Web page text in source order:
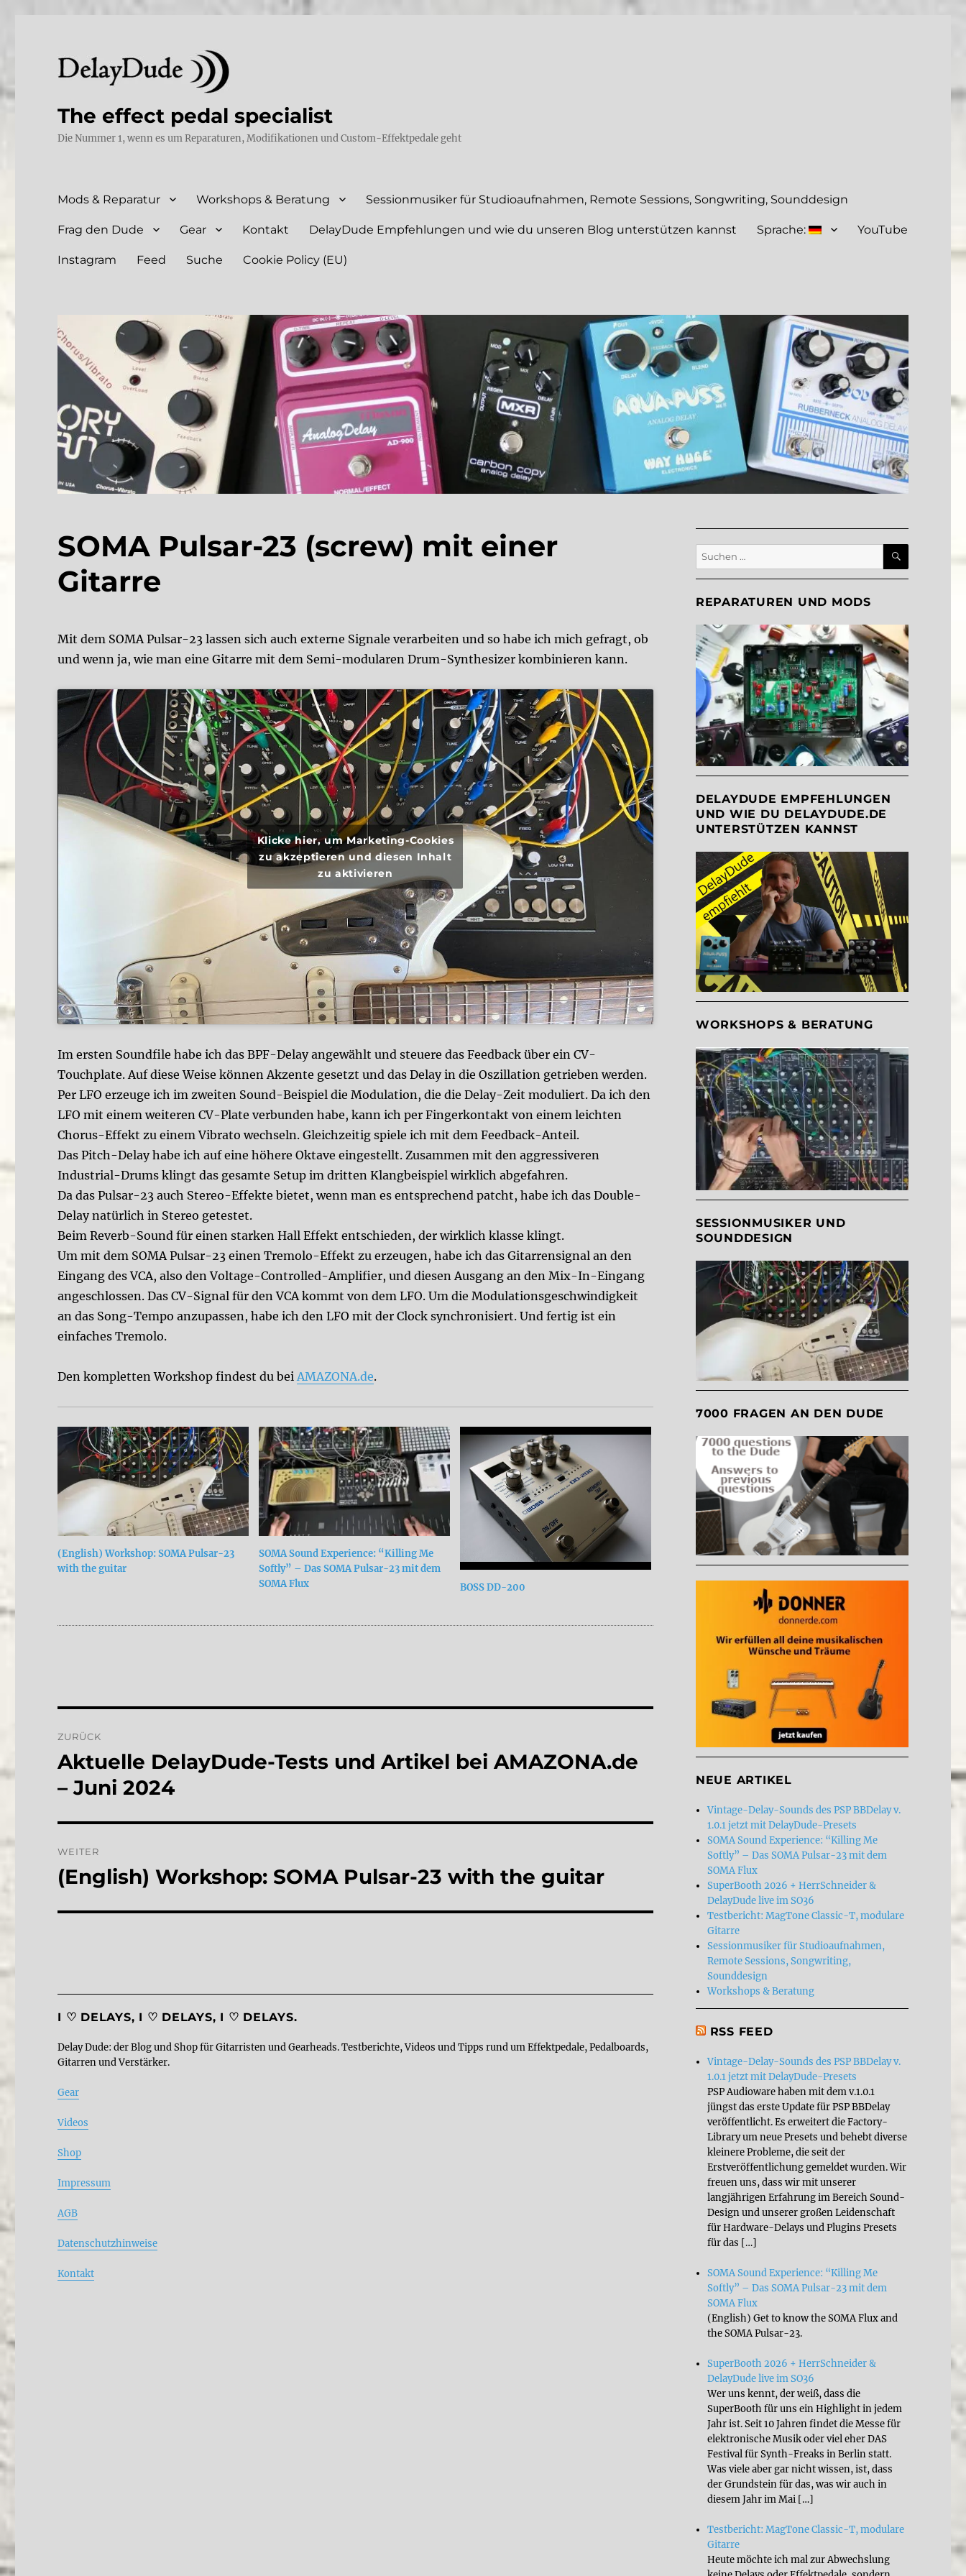
The effect pedal specialist
Die Nummer 1, wenn es um Reparaturen, Modifikationen und Custom-Effektpedale geht
Mods & Reparatur Workshops & Beratung Sessionmusiker für Studioaufnahmen, Remote Sessions, Songwriting, Sounddesign
Frag den Dude Gear Kontakt DelayDude Empfehlungen und wie du unseren Blog unterstützen kannst Sprache: YouTube
Instagram Feed Suche Cookie Policy (EU)
SOMA Pulsar-23 (screw) mit einer
Gitarre
Mit dem SOMA Pulsar-23 lassen sich auch externe Signale verarbeiten und so habe ich mich gefragt, ob
und wenn ja, wie man eine Gitarre mit dem Semi-modularen Drum-Synthesizer kombinieren kann.
Klicke hier, um Marketing-Cookies
zu akzeptieren und diesen Inhalt
zu aktivieren
Im ersten Soundfile habe ich das BPF-Delay angewählt und steuere das Feedback über ein CV-
Touchplate. Auf diese Weise können Akzente gesetzt und das Delay in die Oszillation getrieben werden.
Per LFO erzeuge ich im zweiten Sound-Beispiel die Modulation, die die Delay-Zeit moduliert. Da ich den
LFO mit einem weiteren CV-Plate verbunden habe, kann ich per Fingerkontakt von einem leichten
Chorus-Effekt zu einem Vibrato wechseln. Gleichzeitig spiele ich mit dem Feedback-Anteil.
Das Pitch-Delay habe ich auf eine höhere Oktave eingestellt. Zusammen mit den aggressiveren
Industrial-Drums klingt das gesamte Setup im dritten Klangbeispiel wirklich abgefahren.
Da das Pulsar-23 auch Stereo-Effekte bietet, wenn man es entsprechend patcht, habe ich das Double-
Delay natürlich in Stereo getestet.
Beim Reverb-Sound für einen starken Hall Effekt entschieden, der wirklich klasse klingt.
Um mit dem SOMA Pulsar-23 einen Tremolo-Effekt zu erzeugen, habe ich das Gitarrensignal an den
Eingang des VCA, also den Voltage-Controlled-Amplifier, und diesen Ausgang an den Mix-In-Eingang
angeschlossen. Das CV-Signal für den VCA kommt von dem LFO. Um die Modulationsgeschwindigkeit
an das Song-Tempo anzupassen, habe ich den LFO mit der Clock synchronisiert. Und fertig ist ein
einfaches Tremolo.
Den kompletten Workshop findest du bei AMAZONA.de.
(English) Workshop: SOMA Pulsar-23
with the guitar
SOMA Sound Experience: “Killing Me
Softly” – Das SOMA Pulsar-23 mit dem
SOMA Flux
BOSS DD-200
ZURÜCK
Vorheriger
Beitrag:
Aktuelle DelayDude-Tests und Artikel bei AMAZONA.de
– Juni 2024
WEITER
Nächster
(English) Workshop: SOMA Pulsar-23 with the guitar
I ♡ DELAYS, I ♡ DELAYS, I ♡ DELAYS.
Delay Dude: der Blog und Shop für Gitarristen und Gearheads. Testberichte, Videos und Tipps rund um Effektpedale, Pedalboards,
Gitarren und Verstärker.
Gear
Videos
Shop
Impressum
AGB
Datenschutzhinweise
Kontakt
Suche
nach:
SUCHEN
REPARATUREN UND MODS
DELAYDUDE EMPFEHLUNGEN
UND WIE DU DELAYDUDE.DE
UNTERSTÜTZEN KANNST
WORKSHOPS & BERATUNG
SESSIONMUSIKER UND
SOUNDDESIGN
7000 FRAGEN AN DEN DUDE
NEUE ARTIKEL
Vintage-Delay-Sounds des PSP BBDelay v.
1.0.1 jetzt mit DelayDude-Presets
SOMA Sound Experience: “Killing Me
Softly” – Das SOMA Pulsar-23 mit dem
SOMA Flux
SuperBooth 2026 + HerrSchneider &
DelayDude live im SO36
Testbericht: MagTone Classic-T, modulare
Gitarre
Sessionmusiker für Studioaufnahmen,
Remote Sessions, Songwriting,
Sounddesign
Workshops & Beratung
RSS FEED
Vintage-Delay-Sounds des PSP BBDelay v.
1.0.1 jetzt mit DelayDude-Presets
PSP Audioware haben mit dem v.1.0.1
jüngst das erste Update für PSP BBDelay
veröffentlicht. Es erweitert die Factory-
Library um neue Presets und behebt diverse
kleinere Probleme, die seit der
Erstveröffentlichung gemeldet wurden. Wir
freuen uns, dass wir mit unserer
langjährigen Erfahrung im Bereich Sound-
Design und unserer großen Leidenschaft
für Hardware-Delays und Plugins Presets
für das […]
SOMA Sound Experience: “Killing Me
Softly” – Das SOMA Pulsar-23 mit dem
SOMA Flux
(English) Get to know the SOMA Flux and
the SOMA Pulsar-23.
SuperBooth 2026 + HerrSchneider &
DelayDude live im SO36
Wer uns kennt, der weiß, dass die
SuperBooth für uns ein Highlight in jedem
Jahr ist. Seit 10 Jahren findet die Messe für
elektronische Musik oder viel eher DAS
Festival für Synth-Freaks in Berlin statt.
Was viele aber gar nicht wissen, ist, dass
der Grundstein für das, was wir auch in
diesem Jahr im Mai […]
Testbericht: MagTone Classic-T, modulare
Gitarre
Heute möchte ich mal zur Abwechslung